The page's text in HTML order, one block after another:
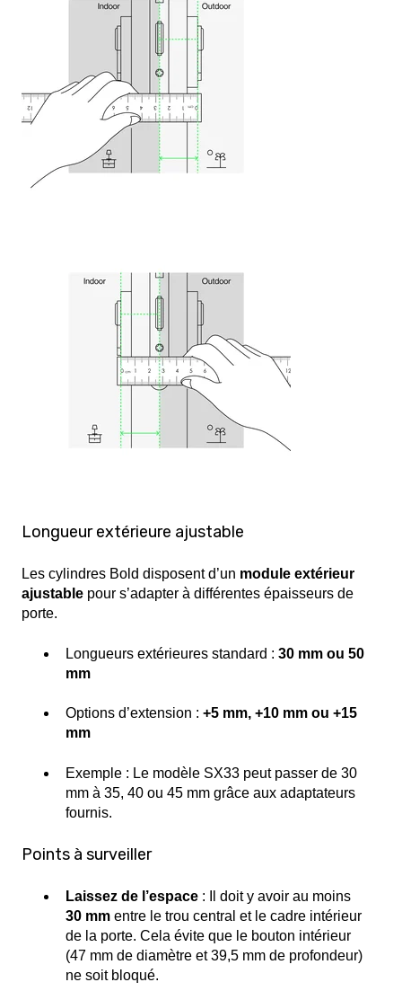
Longueur extérieure ajustable
Les cylindres Bold disposent d’un module extérieur
ajustable pour s’adapter à différentes épaisseurs de
porte.
Longueurs extérieures standard : 30 mm ou 50
mm
Options d’extension : +5 mm, +10 mm ou +15
mm
Exemple : Le modèle SX33 peut passer de 30
mm à 35, 40 ou 45 mm grâce aux adaptateurs
fournis.
Points à surveiller
Laissez de l’espace : Il doit y avoir au moins
30 mm entre le trou central et le cadre intérieur
de la porte. Cela évite que le bouton intérieur
(47 mm de diamètre et 39,5 mm de profondeur)
ne soit bloqué.